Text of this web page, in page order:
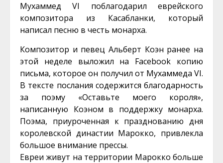
Мухаммед VI поблагодарил еврейского
композитора из Касабланки, который
написал песню в честь монарха.
Композитор и певец Альберт Коэн ранее на
этой неделе выложил на Facebook копию
письма, которое он получил от Мухаммеда VI.
В тексте послания содержится благодарность
за поэму «Оставьте моего короля»,
написанную Коэном в поддержку монарха.
Поэма, приуроченная к празднованию дня
королевской династии Марокко, привлекла
большое внимание прессы.
Евреи живут на территории Марокко больше